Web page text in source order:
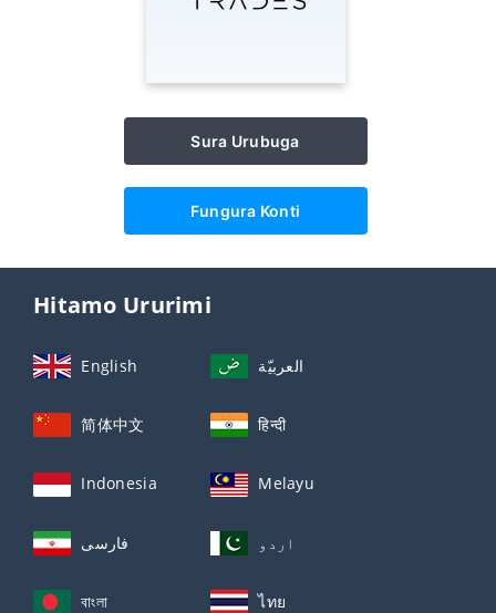
Sura Urubuga
Fungura Konti
Hitamo Ururimi
English العربيّة
简体中文 हिन्दी
Indonesia Melayu
فارسی اردو
বাংলা ไทย